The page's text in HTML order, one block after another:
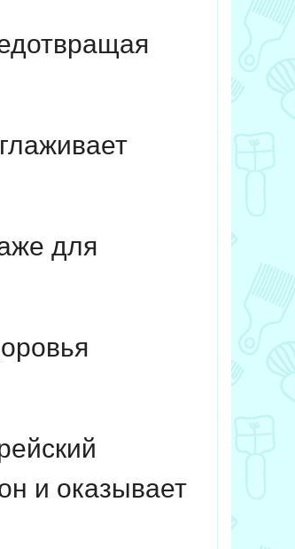
для
и оказывает